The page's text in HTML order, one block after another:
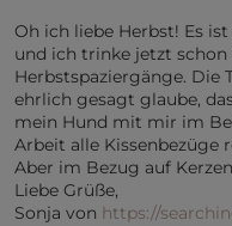
Oh ich liebe Herbst! Es
und ich trinke jetzt
Herbstspaziergänge. Die
ehrlich gesagt glaube,
mein Hund mit mir im
Arbeit alle Kissenbezüge
Aber im Bezug auf
Liebe Grüße,
Sonja von https://